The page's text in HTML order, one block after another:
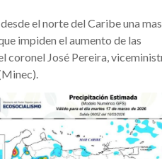
el norte del Caribe una
impiden el aumento de las
coronel José Pereira,